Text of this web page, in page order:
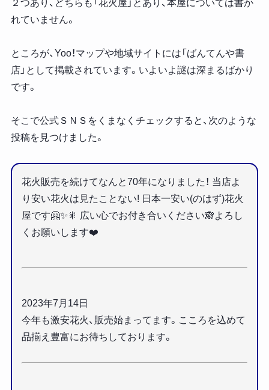
２つあり、どちらも「花火屋」とあり、本屋については書か
れていません。
ところが、Yoo！マップや地域サイトには「ばんてんや書
店」として掲載されています。いよいよ謎は深まるばかり
です。
そこで公式ＳＮＳをくまなくチェックすると、次のような
投稿を見つけました。
花火販売を続けてなんと70年になりました！ 当店よ
り安い花火は見たことない! 日本一安い(のはず)花火
屋です🤗✨🎇 広い心でお付き合いください🙈よろし
くお願いします❤️
2023年7月14日
今年も激安花火、販売始まってます。こころを込めて
品揃え豊富にお待ちしております。